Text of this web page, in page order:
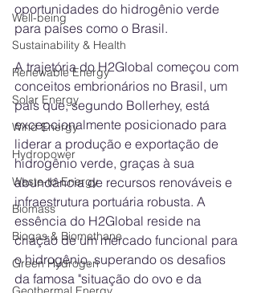
Well-being
Sustainability & Health
Renewable Energy
Solar Energy
Wind Energy
Hydropower
Waste-to-Energy
Biomass
Biogas & Biomethane
Green Hydrogen
oportunidades do hidrogênio verde
para países como o Brasil.
A trajetória do H2Global começou com
conceitos embrionários no Brasil, um
país que, segundo Bollerhey, está
excepcionalmente posicionado para
liderar a produção e exportação de
hidrogênio verde, graças à sua
abundância de recursos renováveis e
infraestrutura portuária robusta. A
essência do H2Global reside na
criação de um mercado funcional para
o hidrogênio, superando os desafios
da famosa "situação do ovo e da